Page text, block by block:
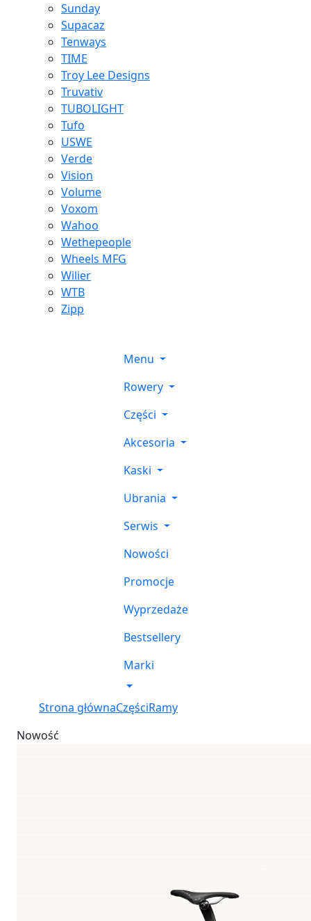
Sunday
Supacaz
Tenways
TIME
Troy Lee Designs
Truvativ
TUBOLIGHT
Tufo
USWE
Verde
Vision
Volume
Voxom
Wahoo
Wethepeople
Wheels MFG
Wilier
WTB
Zipp
Menu
Rowery
Części
Akcesoria
Kaski
Ubrania
Serwis
Nowości
Promocje
Wyprzedaże
Bestsellery
Marki
Strona głównaCzęściRamy
Nowość